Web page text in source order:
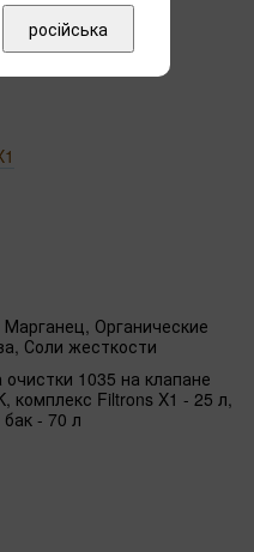
исполнение
Органические
Соли жесткости
1035 на клапане
комплекс Filtrons X1 - 25 л,
- 70 л
російська